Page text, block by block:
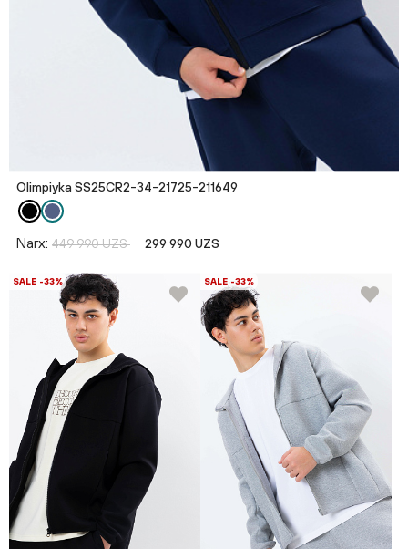
Olimpiyka SS25CR2-34-21725-211649
Narx: 449 990 UZS 299 990 UZS
SALE -33% SALE -33%